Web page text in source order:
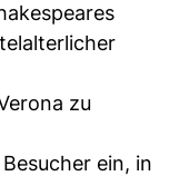
zu
ein, in